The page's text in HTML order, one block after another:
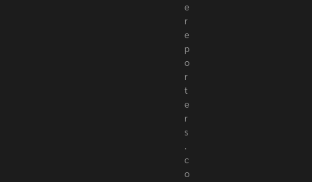
e
r
e
p
o
r
t
e
r
s
.
c
o